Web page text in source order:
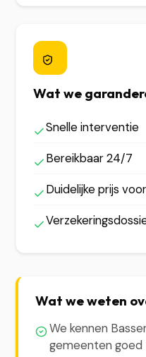
Wat we
Snelle interventie
Bereikbaar 24/7
Duidelijke prijs
Wat we weten
We kennen
gemeenten goed